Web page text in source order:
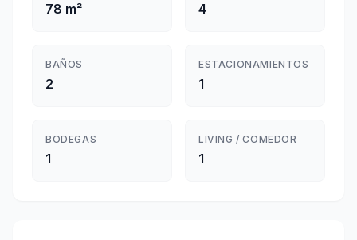
78 m² 4
BAÑOS
2
ESTACIONAMIENTOS
1
BODEGAS
1
LIVING / COMEDOR
1